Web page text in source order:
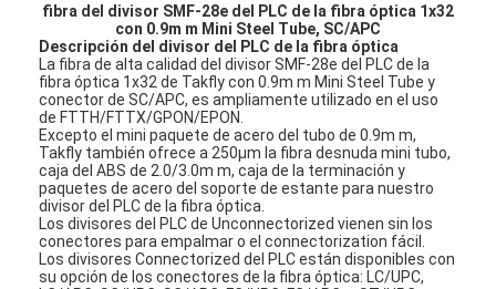
fibra del divisor SMF-28e del PLC de la fibra óptica 1x32
con 0.9m m Mini Steel Tube, SC/APC
Descripción del divisor del PLC de la fibra óptica
La fibra de alta calidad del divisor SMF-28e del PLC de la
fibra óptica 1x32 de Takfly con 0.9m m Mini Steel Tube y
conector de SC/APC, es ampliamente utilizado en el uso
de FTTH/FTTX/GPON/EPON.
Excepto el mini paquete de acero del tubo de 0.9m m,
Takfly también ofrece a 250μm la fibra desnuda mini tubo,
caja del ABS de 2.0/3.0m m, caja de la terminación y
paquetes de acero del soporte de estante para nuestro
divisor del PLC de la fibra óptica.
Los divisores del PLC de Unconnectorized vienen sin los
conectores para empalmar o el connectorization fácil.
Los divisores Connectorized del PLC están disponibles con
su opción de los conectores de la fibra óptica: LC/UPC,